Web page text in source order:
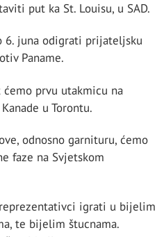
put ka St. Louisu, u SAD.
6. juna odigrati prijateljsku
Paname.
prvu utakmicu na
u Torontu.
odnosno garnituru, ćemo
faze na Svjetskom
igrati u bijelim
te bijelim štucnama.